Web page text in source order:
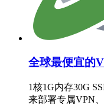
全球最便宜的
1核1G内存30G
来部署专属VPN